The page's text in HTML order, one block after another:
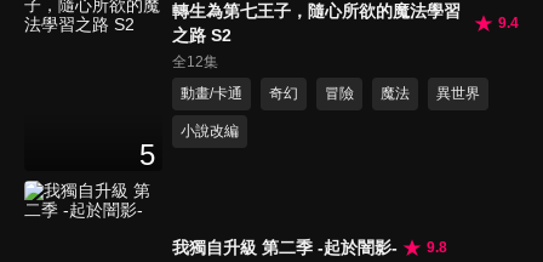
5
轉生為第七王子，隨心所欲的魔法學習
之路 S2
9.4
全12集
動畫/卡通
奇幻 冒險 魔法 異世界
小說改編
我獨自升級 第二季 -起於闇影-
9.8